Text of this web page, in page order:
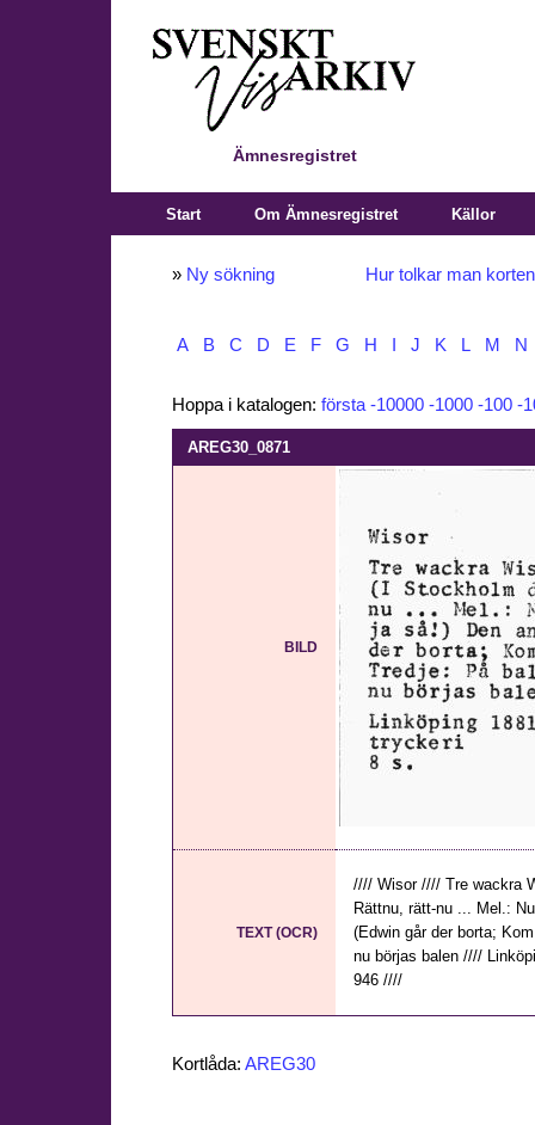
Ämnesregistret
Start Om Ämnesregistret Källor
» Ny sökning Hur tolkar man
A B C D E F G H J K L M N
Hoppa i katalogen: första -10000 -1000 -100 -
AREG30_0871
BILD
TEXT (OCR)
//// Wisor //// Tre wackra
Rättnu, rätt-nu ... Mel.:
(Edwin går der borta;
nu börjas balen ////
946 ////
Kortlåda: AREG30